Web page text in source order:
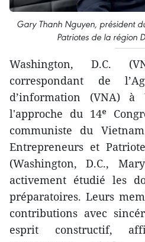
Gary Thanh Nguyen, président
Patriotes de la région
Washington, D.C.
correspondant de
d’information (VNA) à
l'approche du 14ᵉ
communiste du
Entrepreneurs et
(Washington, D.C.,
activement étudié les
préparatoires. Leurs
contributions avec
esprit constructif,